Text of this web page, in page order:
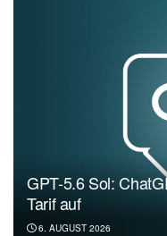
GPT-5.6 Sol:
Tarif auf
6. AUGUST 2026